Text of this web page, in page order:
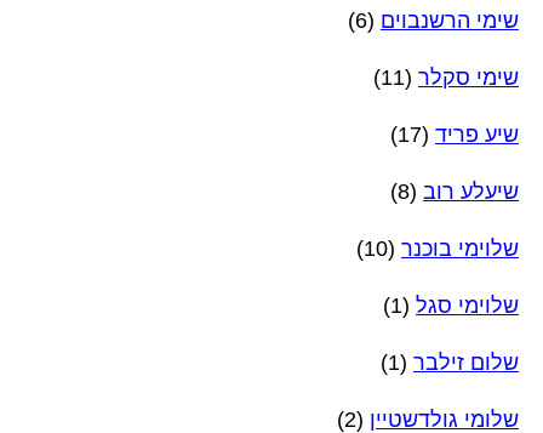
שימי הרשנבוים (6)
שימי סקלר (11)
שיע פריד (17)
שיעלע רוב (8)
שלוימי בוכנר (10)
שלוימי סגל (1)
שלום זילבר (1)
שלומי גולדשטיין (2)